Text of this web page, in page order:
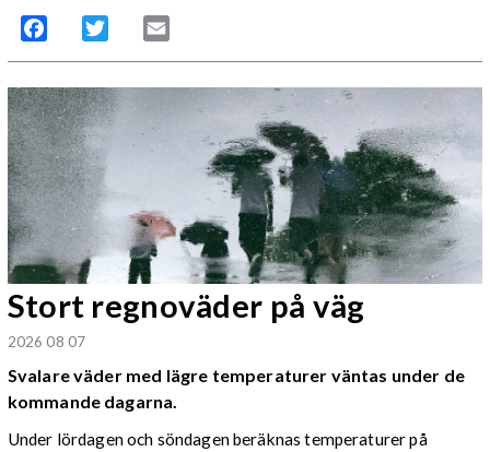
Facebook Twitter
Stort regnoväder på väg
2026 08 07
Svalare väder med lägre temperaturer väntas under de
kommande dagarna.
Under lördagen och söndagen beräknas temperaturer på